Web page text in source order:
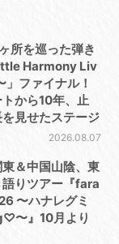
所を巡った弾き
Harmony Liv
ファイナル！
から10年、止
見せたステージ
2026.08.07
＆中国山陰、東
りツアー『fara
〜ハナレグミ
〜』10月より